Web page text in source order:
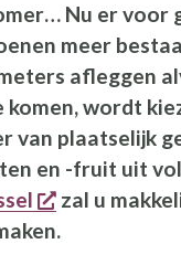
Nu er voor
meer
afleggen
wordt
van plaatselijk
en -fruit uit
opent een
zal u